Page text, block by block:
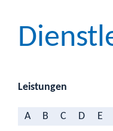
Leistungen
A B C D E